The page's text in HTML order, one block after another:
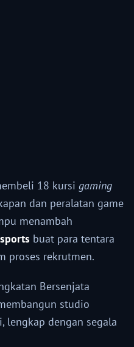
18 kursi gaming
dan peralatan game
menambah
buat para tentara
proses rekrutmen.
Bersenjata
studio
lengkap dengan segala